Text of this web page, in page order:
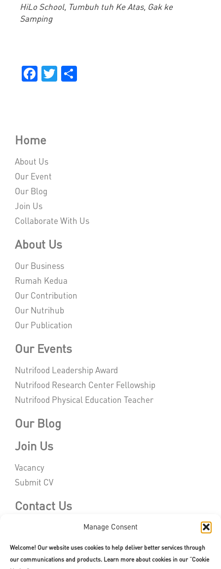
Manage Consent
Welcome! Our website uses cookies to help deliver better services through
our communications and products. Learn more about cookies in our “Cookie
HiLo School, Tumbuh tuh Ke Atas, Gak ke
Samping
Facebook
Twitter
Home
About Us
Our Event
Our Blog
Join Us
Collaborate With Us
About Us
Our Business
Rumah Kedua
Our Contribution
Our Nutrihub
Our Publication
Our Events
Nutrifood Leadership Award
Nutrifood Research Center Fellowship
Nutrifood Physical Education Teacher
Our Blog
Join Us
Vacancy
Submit CV
Contact Us
Copyright © 2026. All rights reserved.Terms of Use|Privacy Policy